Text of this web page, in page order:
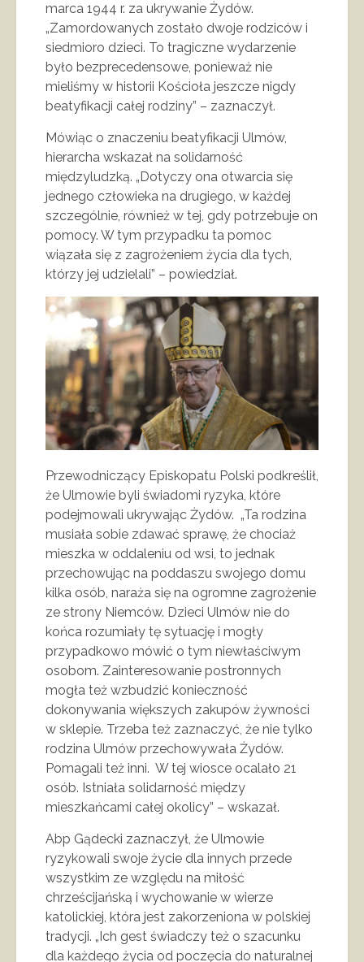
marca 1944 r. za ukrywanie Żydów.
„Zamordowanych zostało dwoje rodziców i
siedmioro dzieci. To tragiczne wydarzenie
było bezprecedensowe, ponieważ nie
mieliśmy w historii Kościoła jeszcze nigdy
beatyfikacji całej rodziny” – zaznaczył.
Mówiąc o znaczeniu beatyfikacji Ulmów,
hierarcha wskazał na solidarność
międzyludzką. „Dotyczy ona otwarcia się
jednego człowieka na drugiego, w każdej
szczególnie, również w tej, gdy potrzebuje on
pomocy. W tym przypadku ta pomoc
wiązała się z zagrożeniem życia dla tych,
którzy jej udzielali” – powiedział.
Przewodniczący Episkopatu Polski podkreślił,
że Ulmowie byli świadomi ryzyka, które
podejmowali ukrywając Żydów. „Ta rodzina
musiała sobie zdawać sprawę, że chociaż
mieszka w oddaleniu od wsi, to jednak
przechowując na poddaszu swojego domu
kilka osób, naraża się na ogromne zagrożenie
ze strony Niemców. Dzieci Ulmów nie do
końca rozumiały tę sytuację i mogły
przypadkowo mówić o tym niewłaściwym
osobom. Zainteresowanie postronnych
mogła też wzbudzić konieczność
dokonywania większych zakupów żywności
w sklepie. Trzeba też zaznaczyć, że nie tylko
rodzina Ulmów przechowywała Żydów.
Pomagali też inni. W tej wiosce ocalało 21
osób. Istniała solidarność między
mieszkańcami całej okolicy” – wskazał.
Abp Gądecki zaznaczył, że Ulmowie
ryzykowali swoje życie dla innych przede
wszystkim ze względu na miłość
chrześcijańską i wychowanie w wierze
katolickiej, która jest zakorzeniona w polskiej
tradycji. „Ich gest świadczy też o szacunku
dla każdego życia od poczęcia do naturalnej